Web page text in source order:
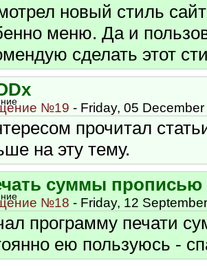
новый стиль
меню. Да и
сделать этот
№19 - Friday, 05
прочитал
на эту тему.
суммы прописью
№18 - Friday, 12
программу печати
ею пользуюсь -